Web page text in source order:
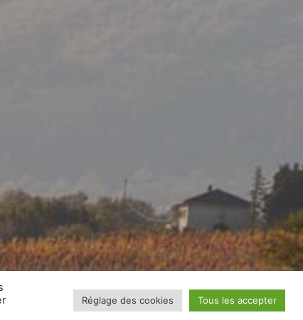
Réglage des cookies Tous les accepter